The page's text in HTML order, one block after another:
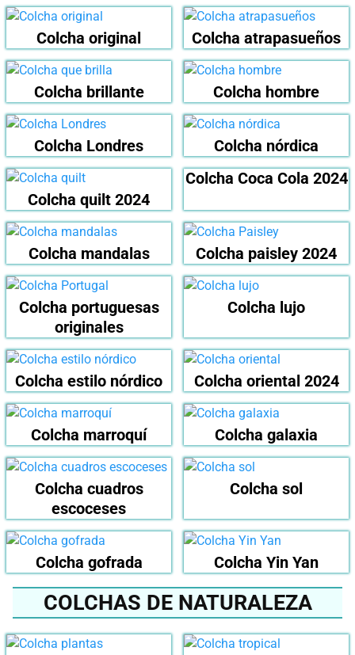
Colcha original Colcha atrapasueños
Colcha brillante Colcha hombre
Colcha Londres Colcha nórdica
Colcha quilt 2024
Colcha Coca Cola 2024
Colcha mandalas Colcha paisley 2024
Colcha portuguesas
originales
Colcha lujo
Colcha estilo nórdico Colcha oriental 2024
Colcha marroquí Colcha galaxia
Colcha cuadros
escoceses
Colcha sol
Colcha gofrada Colcha Yin Yan
COLCHAS DE NATURALEZA